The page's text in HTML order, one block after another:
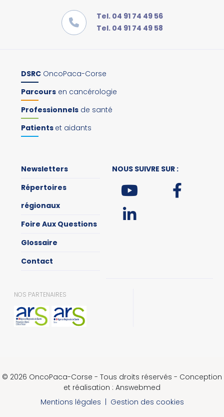
Tel. 04 91 74 49 56
Tel. 04 91 74 49 58
DSRC OncoPaca-Corse
Parcours en cancérologie
Professionnels de santé
Patients et aidants
Newsletters
Répertoires
régionaux
Foire Aux Questions
Glossaire
Contact
NOUS SUIVRE SUR :
NOS PARTENAIRES
© 2026 OncoPaca-Corse - Tous droits réservés - Conception
et réalisation : Answebmed
Mentions légales | Gestion des cookies